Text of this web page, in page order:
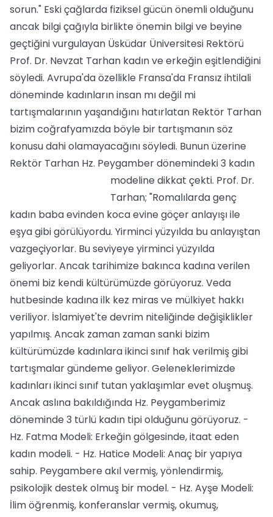
sorun." Eski çağlarda fiziksel gücün önemli olduğunu
ancak bilgi çağıyla birlikte önemin bilgi ve beyine
geçtiğini vurgulayan Üsküdar Üniversitesi Rektörü
Prof. Dr. Nevzat Tarhan kadın ve erkeğin eşitlendiğini
söyledi. Avrupa'da özellikle Fransa'da Fransız ihtilali
döneminde kadınların insan mı değil mi
tartışmalarının yaşandığını hatırlatan Rektör Tarhan
bizim coğrafyamızda böyle bir tartışmanın söz
konusu dahi olamayacağını söyledi. Bunun üzerine
Rektör Tarhan Hz. Peygamber dönemindeki 3 kadın
modeline dikkat çekti. Prof. Dr.
Tarhan; "Romalılarda genç
kadın baba evinden koca evine göçer anlayışı ile
eşya gibi görülüyordu. Yirminci yüzyılda bu anlayıştan
vazgeçiyorlar. Bu seviyeye yirminci yüzyılda
geliyorlar. Ancak tarihimize bakınca kadına verilen
önemi biz kendi kültürümüzde görüyoruz. Veda
hutbesinde kadına ilk kez miras ve mülkiyet hakkı
veriliyor. İslamiyet'te devrim niteliğinde değişiklikler
yapılmış. Ancak zaman zaman sanki bizim
kültürümüzde kadınlara ikinci sınıf hak verilmiş gibi
tartışmalar gündeme geliyor. Geleneklerimizde
kadınları ikinci sınıf tutan yaklaşımlar evet oluşmuş.
Ancak aslına bakıldığında Hz. Peygamberimiz
döneminde 3 türlü kadın tipi olduğunu görüyoruz. -
Hz. Fatma Modeli: Erkeğin gölgesinde, itaat eden
kadın modeli. - Hz. Hatice Modeli: Anaç bir yapıya
sahip. Peygambere akıl vermiş, yönlendirmiş,
psikolojik destek olmuş bir model. - Hz. Ayşe Modeli:
İlim öğrenmiş, konferanslar vermiş, okumuş,